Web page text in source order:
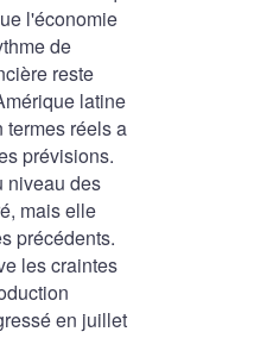
l'économie
de
reste
latine
réels a
prévisions.
niveau des
mais elle
précédents.
les craintes
en juillet